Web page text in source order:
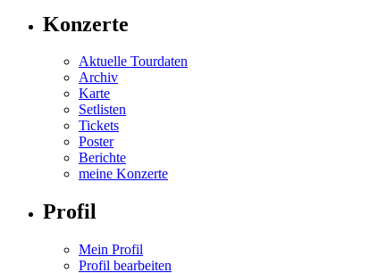
Konzerte
Aktuelle Tourdaten
Archiv
Karte
Setlisten
Tickets
Poster
Berichte
meine Konzerte
Profil
Mein Profil
Profil bearbeiten